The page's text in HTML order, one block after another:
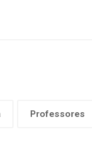
Professores